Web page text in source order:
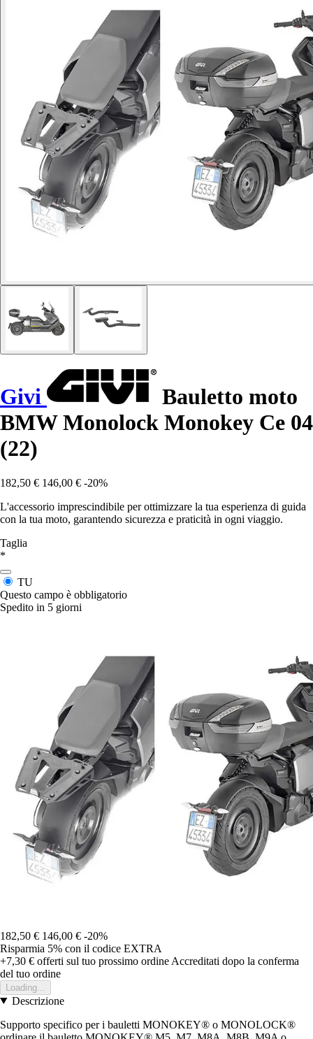
Givi
Bauletto moto
BMW Monolock Monokey Ce 04
(22)
182,50 € 146,00 € -20%
L'accessorio imprescindibile per ottimizzare la tua esperienza di guida
con la tua moto, garantendo sicurezza e praticità in ogni viaggio.
Taglia
*
TU
Questo campo è obbligatorio
Spedito in 5 giorni
182,50 € 146,00 € -20%
Risparmia 5% con il codice EXTRA
+7,30 € offerti sul tuo prossimo ordine Accreditati dopo la conferma
del tuo ordine
Loading...
Descrizione
Supporto specifico per i bauletti MONOKEY® o MONOLOCK®